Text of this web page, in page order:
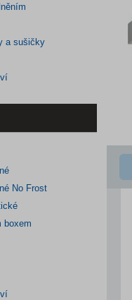
a sušičky
No Frost
boxem